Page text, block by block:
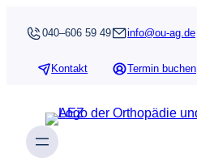
Inhalt 040–606 59 49 info@ou-ag.de
Kontakt Termin buchen